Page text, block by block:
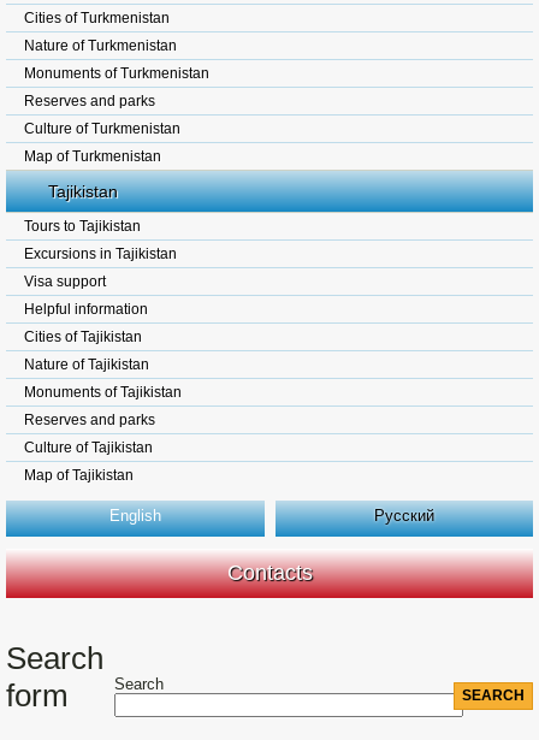
Cities of Turkmenistan
Nature of Turkmenistan
Monuments of Turkmenistan
Reserves and parks
Culture of Turkmenistan
Map of Turkmenistan
Tajikistan
Tours to Tajikistan
Excursions in Tajikistan
Visa support
Helpful information
Cities of Tajikistan
Nature of Tajikistan
Monuments of Tajikistan
Reserves and parks
Culture of Tajikistan
Map of Tajikistan
English Русский
Contacts
Search
form
Search